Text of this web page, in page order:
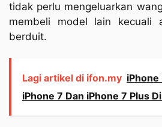
tidak perlu mengeluarkan
membeli model lain kecuali
berduit.
Lagi artikel di ifon.my iPhone
iPhone 7 Dan iPhone 7 Plus